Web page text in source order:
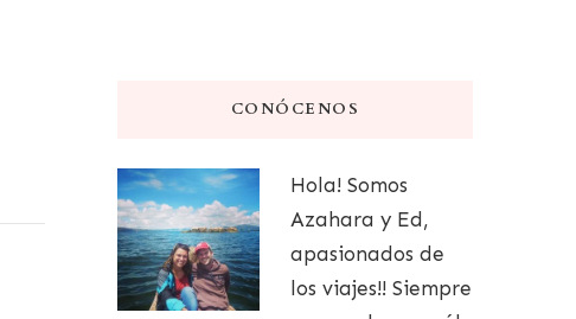
CONÓCENOS
Hola! Somos
Azahara y Ed,
apasionados de
los viajes!! Siempre